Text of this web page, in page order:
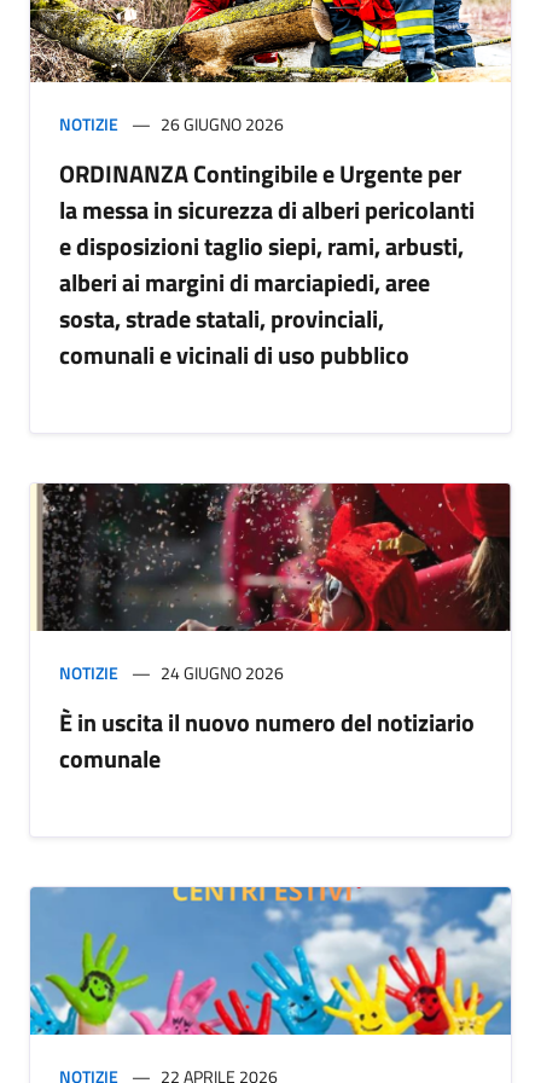
NOTIZIE 26 GIUGNO 2026
ORDINANZA Contingibile e Urgente per
la messa in sicurezza di alberi pericolanti
e disposizioni taglio siepi, rami, arbusti,
alberi ai margini di marciapiedi, aree
sosta, strade statali, provinciali,
comunali e vicinali di uso pubblico
NOTIZIE 24 GIUGNO 2026
È in uscita il nuovo numero del notiziario
comunale
NOTIZIE 22 APRILE 2026